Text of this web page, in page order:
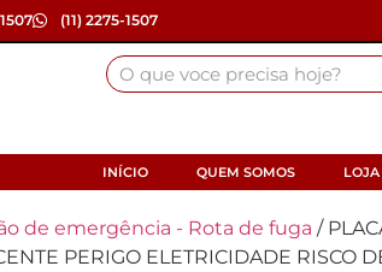
(11) 2275-1507
INÍCIO QUEM SOMOS
de emergência - Rota de fuga /
PERIGO ELETRICIDADE RISCO